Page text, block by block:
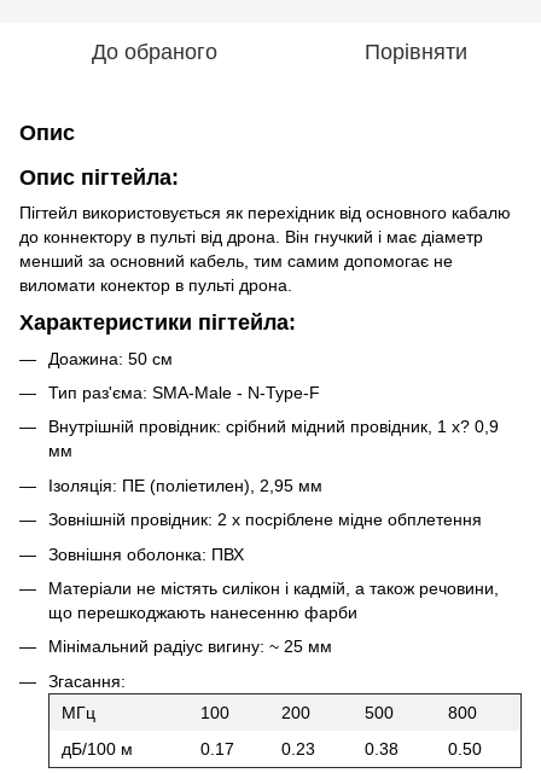
До обраного Порівняти
Опис
Опис пігтейла:
Пігтейл використовується як перехідник від основного кабалю
до коннектору в пульті від дрона. Він гнучкий і має діаметр
менший за основний кабель, тим самим допомогає не
виломати конектор в пульті дрона.
Характеристики пігтейла:
Доажина: 50 см
Тип раз'єма: SMA-Мale - N-Type-F
Внутрішній провідник: срібний мідний провідник, 1 x? 0,9
мм
Ізоляція: ПЕ (поліетилен), 2,95 мм
Зовнішній провідник: 2 х посріблене мідне обплетення
Зовнішня оболонка: ПВХ
Матеріали не містять силікон і кадмій, а також речовини,
що перешкоджають нанесенню фарби
Мінімальний радіус вигину: ~ 25 мм
Згасання:
МГц
100 200 500
800
дБ/100 м
0.17 0.23 0.38 0.50